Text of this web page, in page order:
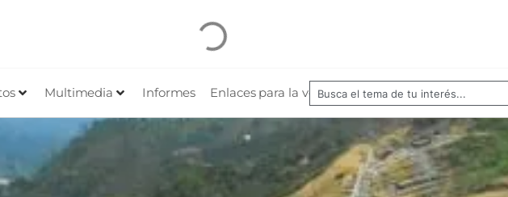
Multimedia Informes Enlaces para la veeduría Nuestros aliados